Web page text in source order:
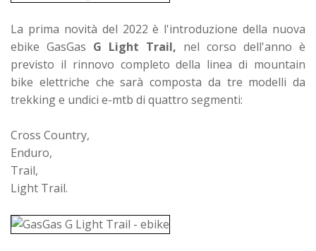
La prima novità del 2022 è l'introduzione della nuova
ebike GasGas G Light Trail, nel corso dell'anno è
previsto il rinnovo completo della linea di mountain
bike elettriche che sarà composta da tre modelli da
trekking e undici e-mtb di quattro segmenti:
Cross Country,
Enduro,
Trail,
Light Trail.